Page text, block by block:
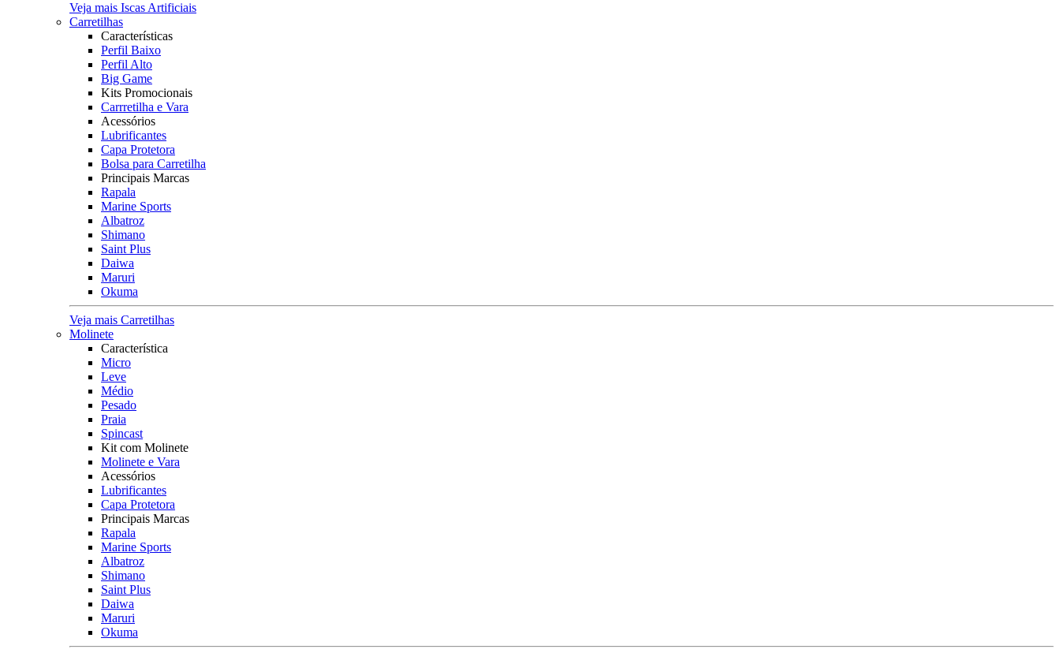
Veja mais Iscas Artificiais
Carretilhas
Características
Perfil Baixo
Perfil Alto
Big Game
Kits Promocionais
Carrretilha e Vara
Acessórios
Lubrificantes
Capa Protetora
Bolsa para Carretilha
Principais Marcas
Rapala
Marine Sports
Albatroz
Shimano
Saint Plus
Daiwa
Maruri
Okuma
Veja mais Carretilhas
Molinete
Característica
Micro
Leve
Médio
Pesado
Praia
Spincast
Kit com Molinete
Molinete e Vara
Acessórios
Lubrificantes
Capa Protetora
Principais Marcas
Rapala
Marine Sports
Albatroz
Shimano
Saint Plus
Daiwa
Maruri
Okuma